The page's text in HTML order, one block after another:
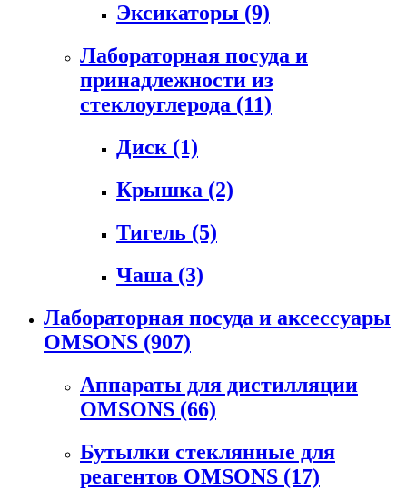
Эксикаторы (9)
Лабораторная посуда и
принадлежности из
стеклоуглерода (11)
Диск (1)
Крышка (2)
Тигель (5)
Чаша (3)
Лабораторная посуда и аксессуары
OMSONS (907)
Аппараты для дистилляции
OMSONS (66)
Бутылки стеклянные для
реагентов OMSONS (17)